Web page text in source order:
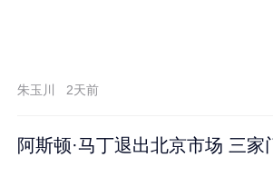
朱玉川 2天前
阿斯顿·马丁退出北京市场 三家